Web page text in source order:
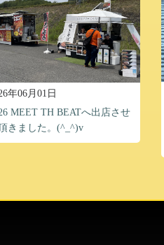
年06月01日
MEET TH BEATへ出店させ
きました。(^_^)v